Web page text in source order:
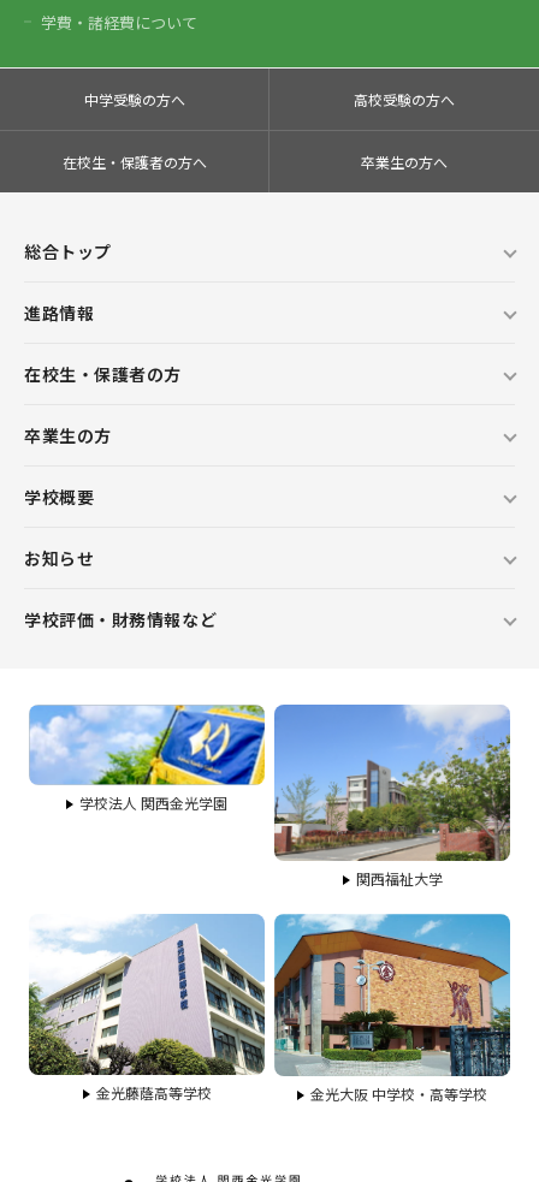
学費・諸経費について
中学受験の方へ 高校受験の方へ
在校生・保護者の方へ 卒業生の方へ
総合トップ
進路情報
在校生・保護者の方
卒業生の方
学校概要
お知らせ
学校評価・財務情報など
学校法人 関西金光学園
関西福祉大学
金光藤蔭高等学校 金光大阪 中学校・高等学校